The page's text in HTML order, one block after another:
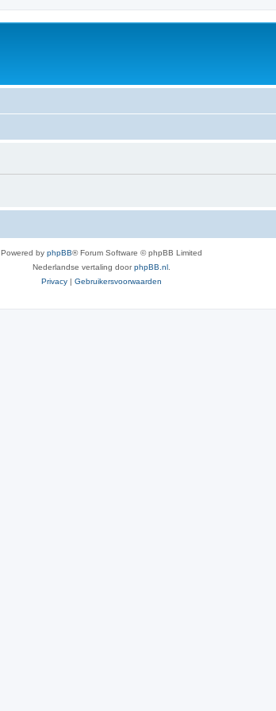
Powered by phpBB® Forum Software © phpBB Limited
Nederlandse vertaling doorphpBB.nl
Privacy | Gebruikersvoorwaarden